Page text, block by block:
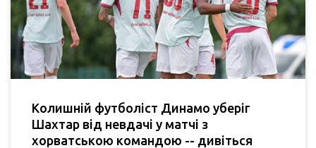
Колишній футболіст Динамо уберіг
Шахтар від невдачі у матчі з
хорватською командою -- дивіться